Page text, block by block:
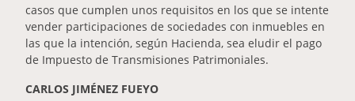
casos que cumplen unos requisitos en los que se intente
vender participaciones de sociedades con inmuebles en
las que la intención, según Hacienda, sea eludir el pago
de Impuesto de Transmisiones Patrimoniales.
CARLOS JIMÉNEZ FUEYO